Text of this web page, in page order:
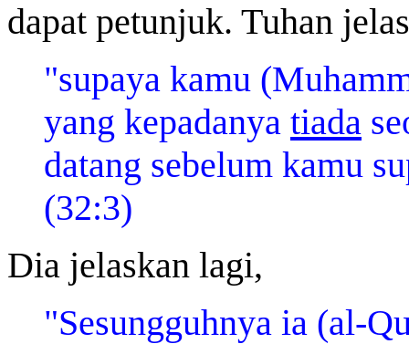
dapat petunjuk. Tuhan
"supaya kamu
yang kepadanya tiada
datang sebelum kamu
(32:3)
Dia jelaskan lagi,
"Sesungguhnya ia (al-